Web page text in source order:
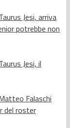
Jesi, arriva
potrebbe non
Jesi, il
Falaschi
del roster